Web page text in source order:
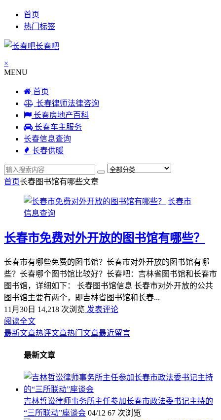
首页
热门标签
长春吧
×
MENU
首页
长春律师法律咨询
长春房地产百科
长春车主服务
长春信息查询
长春供暖
首页长春图书馆有哪些文章
长春市
信息查询
长春市免费对外开放的图书馆有哪些？
长春市有哪些免费的图书馆？长春市对外开放的图书馆有哪
些？长春哪个图书馆比较好？长春吧：吉林省图书馆和长春市
图书馆，详细如下： 长春图书馆信息 长春市对外开放的公共
图书馆主要有两个，即吉林省图书馆和长春...
11月30日 14,218 次浏览 发表评论
阅读全文
最新文章热评文章热门文章最近留言
最新文章
吉林哲讼律师事务所主任参加长春市政法委书记主持的
“三所联动”座谈会 04/12 67 次浏览